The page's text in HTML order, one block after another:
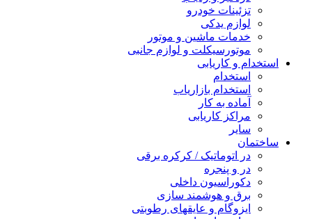
تزئینات خودرو
لوازم یدکی
خدمات ماشین و موتور
موتورسیکلت و لوازم جانبی
استخدام و کاریابی
استخدام
استخدام بازاریاب
آماده به کار
مراکز کاریابی
سایر
ساختمان
در اتوماتیک / کرکره برقی
در و پنجره
دکوراسیون داخلی
برق و هوشمند سازی
ایزوگام و عایقهای رطوبتی